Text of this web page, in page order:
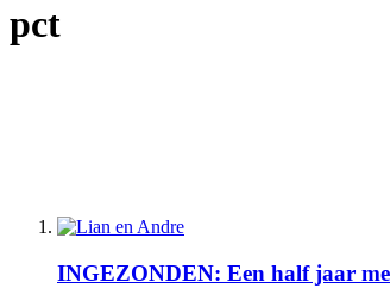
pct
INGEZONDEN: Een half jaar